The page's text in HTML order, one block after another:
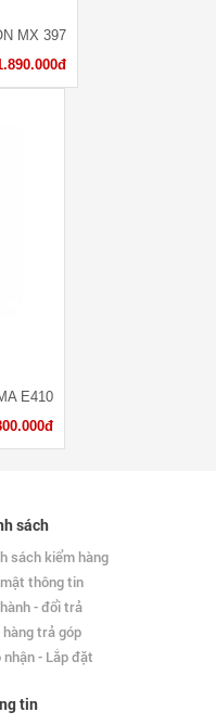
MX 397
E410
sách
sách kiểm hàng
thông tin
- đổi trả
hàng trả góp
nhận - Lắp đặt
tin